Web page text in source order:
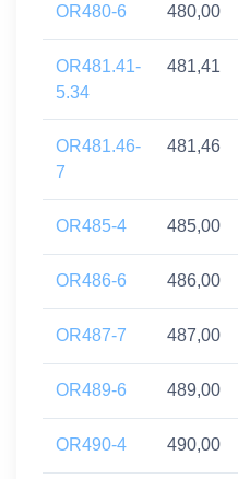
OR480-6 480,00
OR481.41-
5.34
481,41
OR481.46-
7
481,46
OR485-4 485,00
OR486-6 486,00
OR487-7 487,00
OR489-6 489,00
OR490-4 490,00